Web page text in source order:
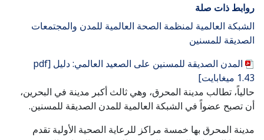
روابط ذات صلة
الشبكة العالمية لمنظمة الصحة العالمية للمدن والمجتمعات
الصديقة للمسنين
المدن الصديقة للمسنين على الصعيد العالمي: دليل [pdf
1.43 ميغابايت]
حالياً، تطالب مدينة المحرق، وهي ثالث أكبر مدينة في البحرين،
أن تصبح عضواً في الشبكة العالمية للمدن الصديقة للمسنين.
مدينة المحرق بها خمسة مراكز للرعاية الصحية الأولية تقدم